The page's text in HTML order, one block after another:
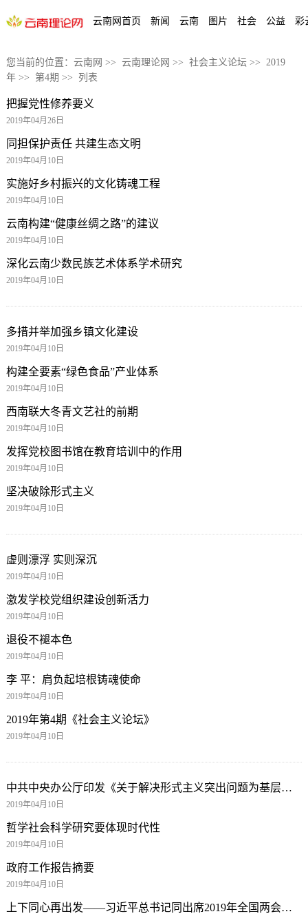
云南网首页 新闻 云南 图片 社会 公益 彩
您当前的位置： 云南网 >> 云南理论网 >> 社会主义论坛>> 2019
年>> 第4期 >> 列表
把握党性修养要义
2019年04月26日
同担保护责任 共建生态文明
2019年04月10日
实施好乡村振兴的文化铸魂工程
2019年04月10日
云南构建“健康丝绸之路”的建议
2019年04月10日
深化云南少数民族艺术体系学术研究
2019年04月10日
多措并举加强乡镇文化建设
2019年04月10日
构建全要素“绿色食品”产业体系
2019年04月10日
西南联大冬青文艺社的前期
2019年04月10日
发挥党校图书馆在教育培训中的作用
2019年04月10日
坚决破除形式主义
2019年04月10日
虚则漂浮 实则深沉
2019年04月10日
激发学校党组织建设创新活力
2019年04月10日
退役不褪本色
2019年04月10日
李 平：肩负起培根铸魂使命
2019年04月10日
2019年第4期《社会主义论坛》
2019年04月10日
中共中央办公厅印发《关于解决形式主义突出问题为基层减负的通知》
2019年04月10日
哲学社会科学研究要体现时代性
2019年04月10日
政府工作报告摘要
2019年04月10日
上下同心再出发——习近平总书记同出席2019年全国两会人大代表、政协委员共商国是纪实